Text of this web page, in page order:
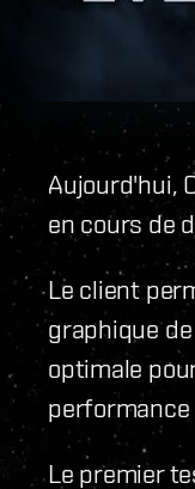
Aujourd'hui,
en cours de
Le client
graphique
optimale
Le premier